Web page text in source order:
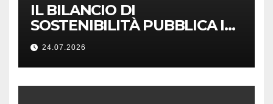
IL BILANCIO DI
SOSTENIBILITÀ PUBBLICA I
NUMERI. MA I CRITERI?
24.07.2026